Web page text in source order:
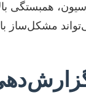
همبستگی
مشکل‌ساز